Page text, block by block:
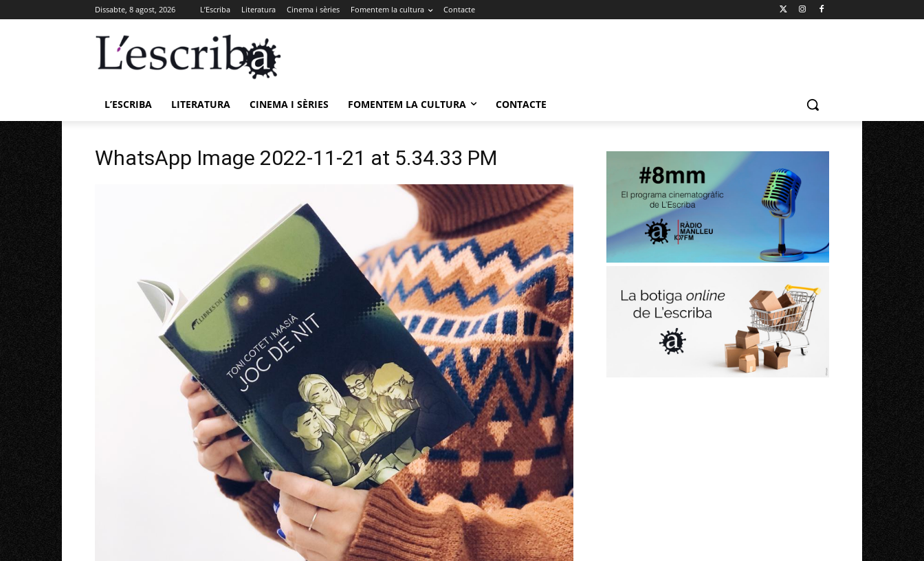
Dissabte, 8 agost, 2026 L’Escriba Literatura Cinema i sèries Fomentem la cultura Contacte
L’ESCRIBA LITERATURA CINEMA I SÈRIES FOMENTEM LA CULTURA CONTACTE
WhatsApp Image 2022-11-21 at 5.34.33 PM